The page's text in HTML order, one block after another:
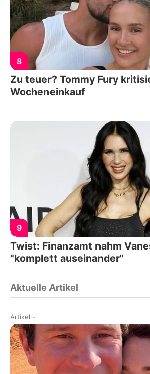
8
Zu teuer? Tommy Fury
Wocheneinkauf
9
Twist: Finanzamt nahm
"komplett auseinander"
Aktuelle Artikel
Artikel -